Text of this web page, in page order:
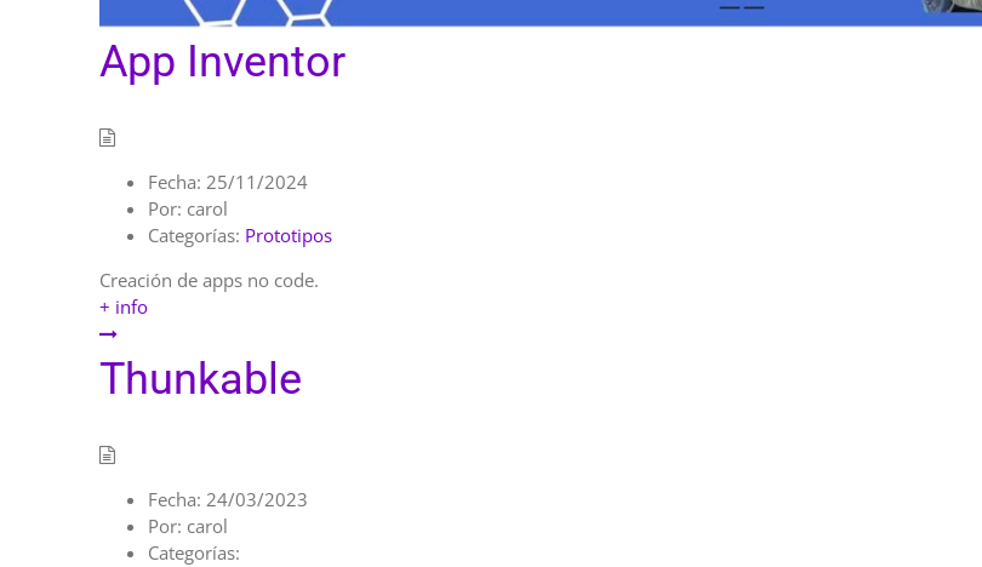
App Inventor
Fecha: 25/11/2024
Por: carol
Categorías: Prototipos
Creación de apps no code.
+ info
Thunkable
Fecha: 24/03/2023
Por: carol
Categorías: